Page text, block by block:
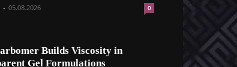
- 05.08.2026 0
Builds Viscosity in
Gel Formulations